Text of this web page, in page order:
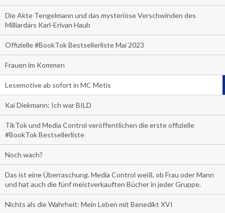
Die Akte Tengelmann und das mysteriöse Verschwinden des
Milliardärs Karl-Erivan Haub
Offizielle #BookTok Bestsellerliste Mai 2023
Frauen im Kommen
Lesemotive ab sofort in MC Metis
Kai Diekmann: Ich war BILD
TikTok und Media Control veröffentlichen die erste offizielle
#BookTok Bestsellerliste
Noch wach?
Das ist eine Überraschung. Media Control weiß, ob Frau oder Mann
und hat auch die fünf meistverkauften Bücher in jeder Gruppe.
Nichts als die Wahrheit: Mein Leben mit Benedikt XVI